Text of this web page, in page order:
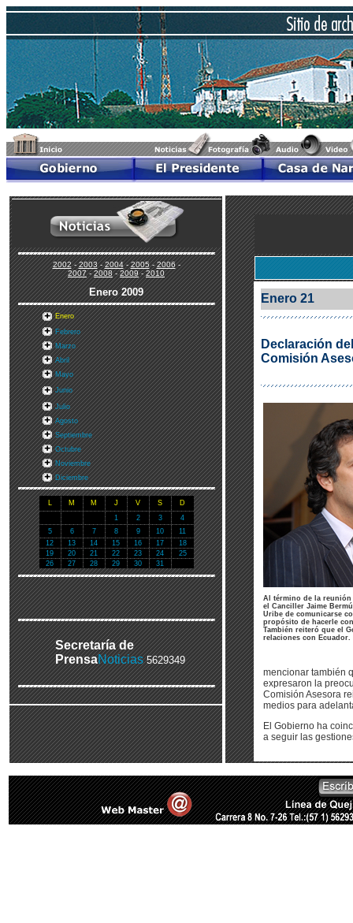
2002-2003-2004-2005-2006-
2007-2008-2009-2010
Enero2009
Enero
Febrero
Marzo
Abril
Mayo
Junio
Julio
Agosto
Septiembre
Octubre
Noviembre
Diciembre
L M M J V S
D
1
2 3
4
5
6 7 8 9 10
11
12
13 14 15 16 17
18
19
20 21 22 23 24
25
26
27 28 29 30 31
Secretaría de
PrensaNoticias 5629349
Enero 21
Declaración
Comisión
Al término de la reunión
el Canciller Jaime
Uribe de comunicarse
propósito de hacerle
También reiteró que el
relaciones con
mencionar también
expresaron la
Comisión Asesora
medios para
El Gobierno ha
a seguir las